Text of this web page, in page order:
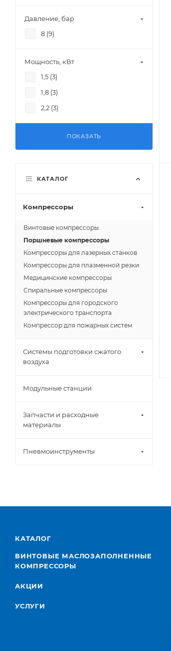
Давление, бар
8 (9)
Мощность, кВт
1,5 (3)
1,8 (3)
2,2 (3)
ПОКАЗАТЬ
КАТАЛОГ
Компрессоры
Винтовые компрессоры
Поршневые компрессоры
Компрессоры для лазерных станков
Компрессоры для плазменной резки
Медицинские компрессоры
Спиральные компрессоры
Компрессоры для городского
электрического транспорта
Компрессор для пожарных систем
Системы подготовки сжатого
воздуха
Модульные станции
Запчасти и расходные
материалы
Пневмоинструменты
КАТАЛОГ
ВИНТОВЫЕ МАСЛОЗАПОЛНЕННЫЕ
КОМПРЕССОРЫ
АКЦИИ
УСЛУГИ